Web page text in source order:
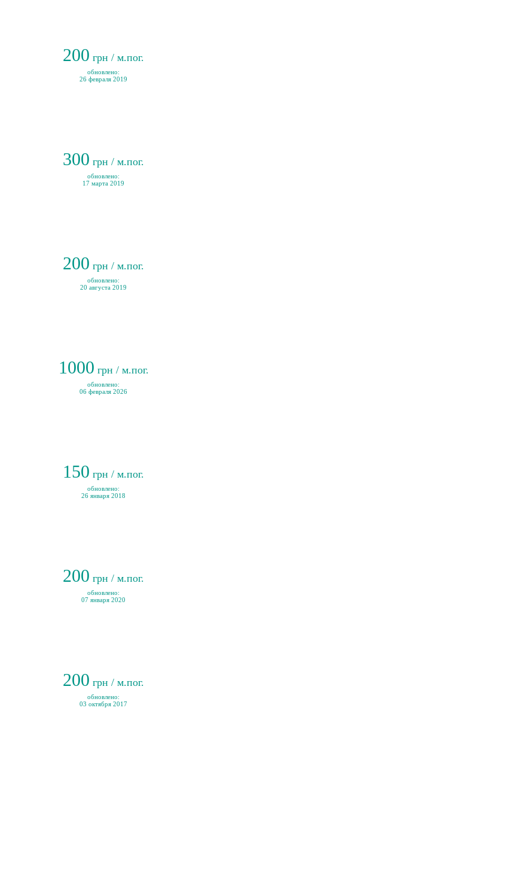
200 грн / м.пог.
обновлено:
26 февраля 2019
300 грн / м.пог.
обновлено:
17 марта 2019
200 грн / м.пог.
обновлено:
20 августа 2019
1000 грн / м.пог.
обновлено:
06 февраля 2026
150 грн / м.пог.
обновлено:
26 января 2018
200 грн / м.пог.
обновлено:
07 января 2020
200 грн / м.пог.
обновлено:
03 октября 2017